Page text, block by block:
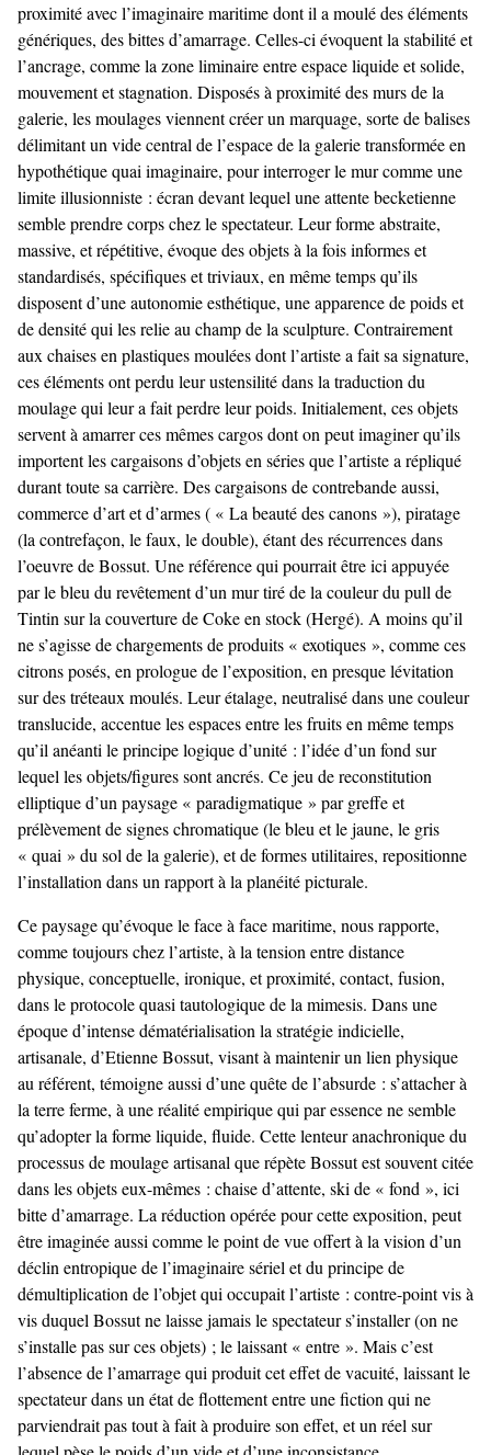
proximité avec l’imaginaire maritime dont il a moulé des éléments
génériques, des bittes d’amarrage. Celles-ci évoquent la stabilité et
l’ancrage, comme la zone liminaire entre espace liquide et solide,
mouvement et stagnation. Disposés à proximité des murs de la
galerie, les moulages viennent créer un marquage, sorte de balises
délimitant un vide central de l’espace de la galerie transformée en
hypothétique quai imaginaire, pour interroger le mur comme une
limite illusionniste : écran devant lequel une attente becketienne
semble prendre corps chez le spectateur. Leur forme abstraite,
massive, et répétitive, évoque des objets à la fois informes et
standardisés, spécifiques et triviaux, en même temps qu’ils
disposent d’une autonomie esthétique, une apparence de poids et
de densité qui les relie au champ de la sculpture. Contrairement
aux chaises en plastiques moulées dont l’artiste a fait sa signature,
ces éléments ont perdu leur ustensilité dans la traduction du
moulage qui leur a fait perdre leur poids. Initialement, ces objets
servent à amarrer ces mêmes cargos dont on peut imaginer qu’ils
importent les cargaisons d’objets en séries que l’artiste a répliqué
durant toute sa carrière. Des cargaisons de contrebande aussi,
commerce d’art et d’armes ( « La beauté des canons »), piratage
(la contrefaçon, le faux, le double), étant des récurrences dans
l’oeuvre de Bossut. Une référence qui pourrait être ici appuyée
par le bleu du revêtement d’un mur tiré de la couleur du pull de
Tintin sur la couverture de Coke en stock (Hergé). A moins qu’il
ne s’agisse de chargements de produits « exotiques », comme ces
citrons posés, en prologue de l’exposition, en presque lévitation
sur des tréteaux moulés. Leur étalage, neutralisé dans une couleur
translucide, accentue les espaces entre les fruits en même temps
qu’il anéanti le principe logique d’unité : l’idée d’un fond sur
lequel les objets/figures sont ancrés. Ce jeu de reconstitution
elliptique d’un paysage « paradigmatique » par greffe et
prélèvement de signes chromatique (le bleu et le jaune, le gris
« quai » du sol de la galerie), et de formes utilitaires, repositionne
l’installation dans un rapport à la planéité picturale.
Ce paysage qu’évoque le face à face maritime, nous rapporte,
comme toujours chez l’artiste, à la tension entre distance
physique, conceptuelle, ironique, et proximité, contact, fusion,
dans le protocole quasi tautologique de la mimesis. Dans une
époque d’intense dématérialisation la stratégie indicielle,
artisanale, d’Etienne Bossut, visant à maintenir un lien physique
au référent, témoigne aussi d’une quête de l’absurde : s’attacher à
la terre ferme, à une réalité empirique qui par essence ne semble
qu’adopter la forme liquide, fluide. Cette lenteur anachronique du
processus de moulage artisanal que répète Bossut est souvent citée
dans les objets eux-mêmes : chaise d’attente, ski de « fond », ici
bitte d’amarrage. La réduction opérée pour cette exposition, peut
être imaginée aussi comme le point de vue offert à la vision d’un
déclin entropique de l’imaginaire sériel et du principe de
démultiplication de l’objet qui occupait l’artiste : contre-point vis à
vis duquel Bossut ne laisse jamais le spectateur s’installer (on ne
s’installe pas sur ces objets) ; le laissant « entre ». Mais c’est
l’absence de l’amarrage qui produit cet effet de vacuité, laissant le
spectateur dans un état de flottement entre une fiction qui ne
parviendrait pas tout à fait à produire son effet, et un réel sur